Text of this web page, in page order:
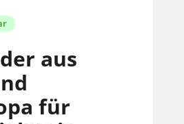
aus
für